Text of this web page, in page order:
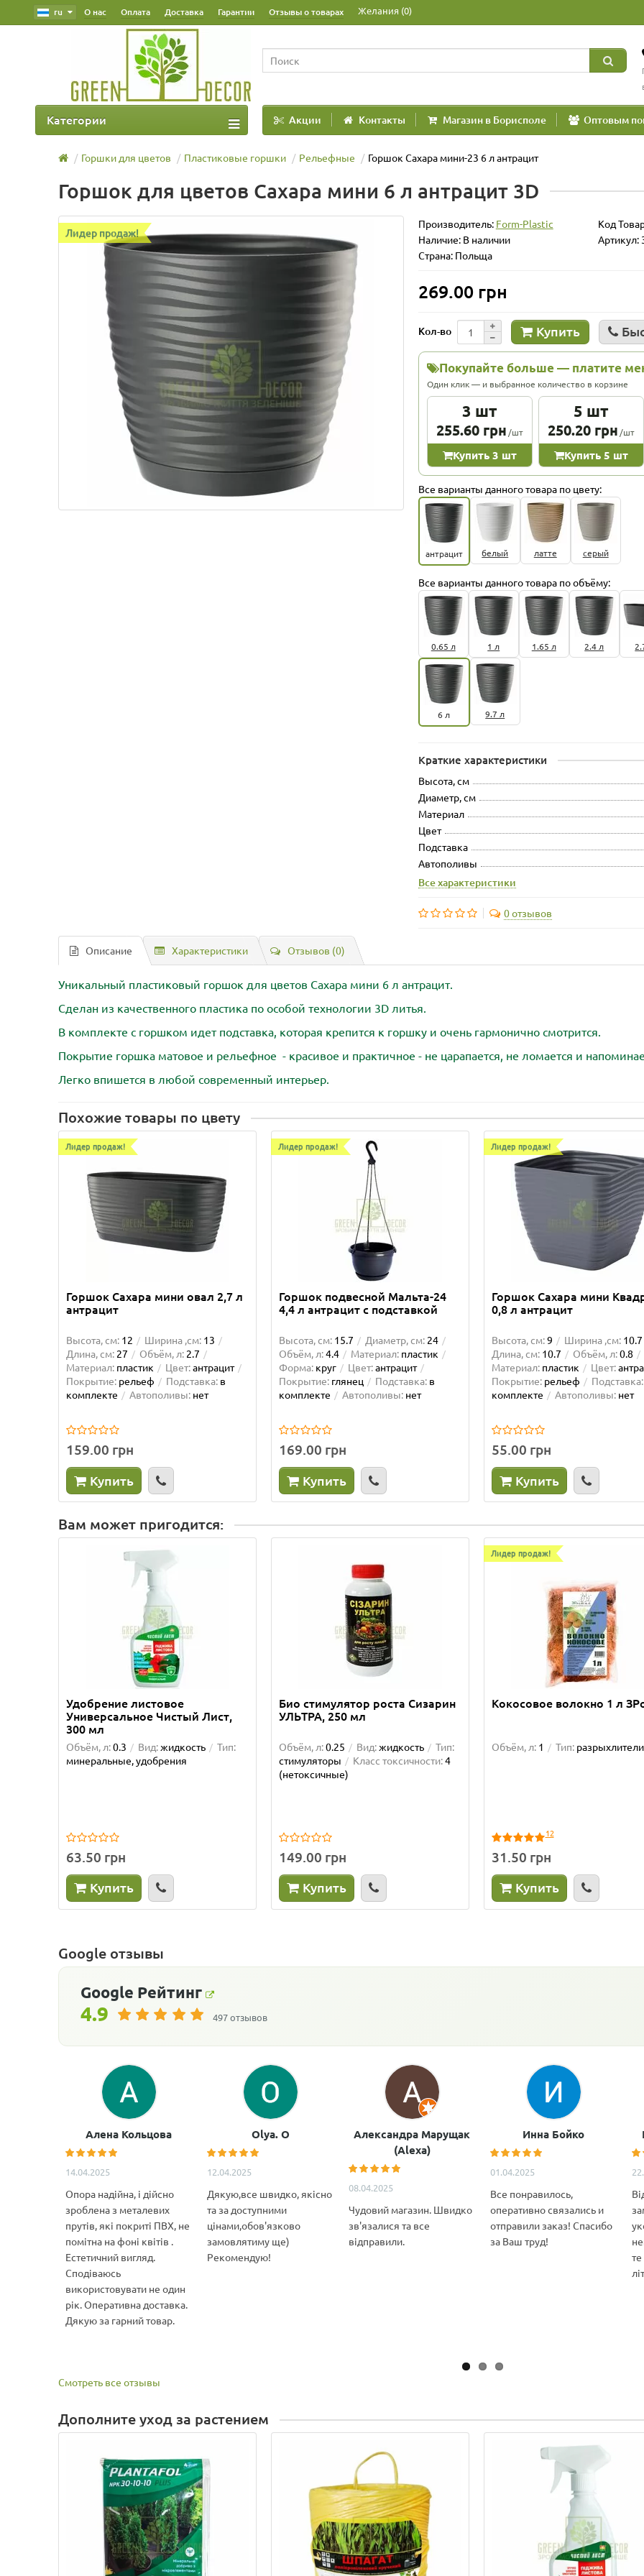
ru О нас Оплата Доставка Гарантии Отзывы о товарах Желания (0)
Акции Контакты Магазин в Борисполе Оптовым
Категории
Горшки для цветов Пластиковые горшки Рельефные Горшок Сахара мини-23 6 л антрацит
Горшок для цветов Сахара мини 6 л антрацит 3D
Лидер продаж!
Производитель: Form-Plastic Код
Наличие: В наличии
Артикул:
Страна: Польща
269.00 грн
Кол-во Купить
Покупайте больше — платите
Один клик — и выбранное количество в корзине
3 шт
255.60 грн /шт
Купить 3 шт
5 шт
250.20 грн /шт
Купить 5 шт
Все варианты данного товара по цвету:
антрацит белый латте серый
Все варианты данного товара по объёму:
0.65 л 1 л 1.65 л 2.4 л
6 л 9.7 л
Краткие характеристики
Высота, см
Диаметр, см
Материал
Цвет
Подставка
Автополивы
Все характеристики
0 отзывов
Описание Характеристики Отзывов (0)
Уникальный пластиковый горшок для цветов Сахара мини 6 л антрацит.
Сделан из качественного пластика по особой технологии 3D литья.
В комплекте с горшком идет подставка, которая крепится к горшку и очень гармонично смотрится.
Покрытие горшка матовое и рельефное - красивое и практичное - не царапается, не ломается и
Легко впишется в любой современный интерьер.
Похожие товары по цвету
Лидер продаж!
Горшок Сахара мини овал 2,7 л
антрацит
Высота, см: 12 Ширина ,см: 13
Длина, см: 27 Объём, л: 2.7
Материал: пластик Цвет:антрацит
Покрытие: рельеф Подставка: в
комплекте
Автополивы: нет
159.00 грн
Купить
Лидер продаж!
Горшок подвесной Мальта-24
4,4 л антрацит с подставкой
Высота, см: 15.7 Диаметр, см: 24
Объём, л:4.4 Материал: пластик
Форма: круг Цвет:антрацит
Покрытие: глянец Подставка: в
комплекте
Автополивы: нет
169.00 грн
Купить
Лидер продаж!
Горшок Сахара мини
0,8 л антрацит
Высота, см:9 Ширина ,см: 10.7
Длина, см: 10.7 Объём, л:0.8
Материал: пластик Цвет:
Покрытие: рельеф Подставка:
комплекте
Автополивы: нет
55.00 грн
Купить
Вам может пригодится:
Удобрение листовое
Универсальное Чистый Лист,
300 мл
Объём, л:0.3 Вид:жидкость
Тип:
минеральные, удобрения
63.50 грн
Купить
Био стимулятор роста Сизарин
УЛЬТРА, 250 мл
Объём, л:0.25 Вид:жидкость
Тип:
стимуляторы
Класс токсичности:4
(нетоксичные)
149.00 грн
Купить
Лидер продаж!
Кокосовое волокно 1 л
Объём, л: 1 Тип: разрыхлители
12
31.50 грн
Купить
Google отзывы
Google Рейтинг
4.9 497 отзывов
Алена Кольцова
14.04.2025
Опора надійна, і дійсно
зроблена з металевих
прутів, які покриті ПВХ, не
помітна на фоні квітів .
Естетичний вигляд.
Сподіваюсь
використовувати не один
рік. Оперативна доставка.
Дякую за гарний товар.
Olya. O
12.04.2025
Дякую,все швидко, якісно
та за доступними
цінами,обов'язково
замовлятиму ще)
Рекомендую!
Александра Марущак
(Alexa)
08.04.2025
Чудовий магазин. Швидко
зв'язалися та все
відправили.
Инна Бойко
01.04.2025
Все понравилось,
оперативно связались и
отправили заказ! Спасибо
за Ваш труд!
те
Смотреть все отзывы
Дополните уход за растением